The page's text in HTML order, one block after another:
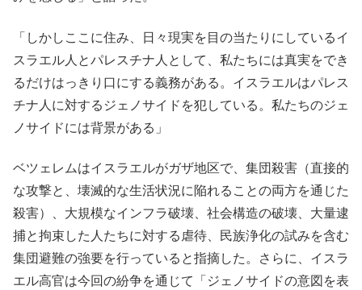
「しかしここに住み、日々現実を目の当たりにしているイ
スラエル人とパレスチナ人として、私たちには真実をでき
るだけはっきり口にする義務がある。イスラエルはパレス
チナ人に対するジェノサイドを犯している。私たちのジェ
ノサイドには背景がある」
ベツェレムはイスラエルがガザ地区で、集団殺害（直接的
な攻撃と、壊滅的な生活状況に陥れることの両方を通じた
殺害）、大規模なインフラ破壊、社会構造の破壊、大量逮
捕と拘束した人たちに対する虐待、民族浄化の試みを含む
集団避難の強要を行っていると指摘した。さらに、イスラ
エル高官は今回の紛争を通じて「ジェノサイドの意図を表